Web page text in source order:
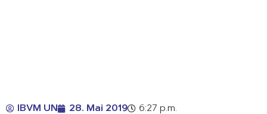
IBVM UN 28. Mai 2019 6:27 p.m.